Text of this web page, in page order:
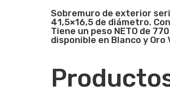
Sobremuro de exterior
41,5×16,5 de diámetro.
Tiene un peso NETO de
disponible en Blanco y